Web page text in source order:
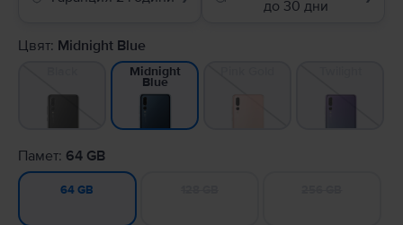
до 30 дни
Цвят: Midnight Blue
Midnight
Blue
Памет: 64 GB
64 GB